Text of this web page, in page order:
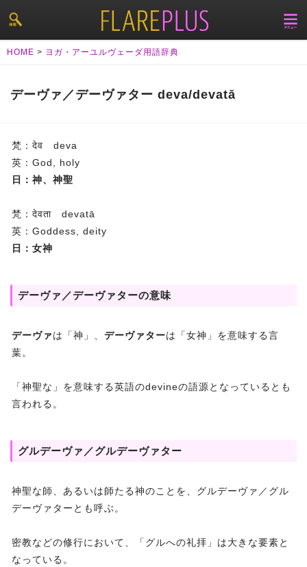
HOME > ヨガ・アーユルヴェーダ用語辞典
デーヴァ／デーヴァター deva/devatā
梵：देव deva
英：God, holy
日：神、神聖
梵：देवता devatā
英：Goddess, deity
日：女神
デーヴァ／デーヴァターの意味
デーヴァは「神」、 デーヴァターは「女神」を意味する言
葉。
「神聖な」を意味する英語のdevineの語源となっているとも
言われる。
グルデーヴァ／グルデーヴァター
神聖な師、あるいは師たる神のことを、グルデーヴァ／グル
デーヴァターとも呼ぶ。
密教などの修行において、「グルへの礼拝」は大きな要素と
なっている。